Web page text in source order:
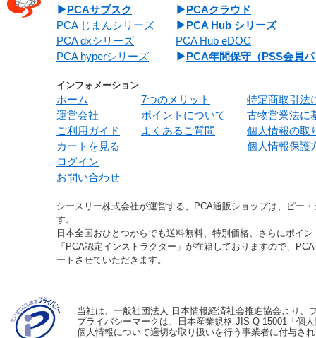
PCAサブスク
PCA じまんシリーズ
PCA dxシリーズ
PCA hyperシリーズ
PCAクラウド
PCA Hub シリーズ
PCA Hub eDOC
PCA年間保守（PSS会員
インフォメーション
ホーム
運営会社
ご利用ガイド
カートを見る
ログイン
お問い合わせ
7つのメリット
ポイントについて
よくあるご質問
特定商取引法
古物営業法に
個人情報の取
個人情報保護
シースリー株式会社が運営する、PCA通販ショップは、ピー
す。
日本全国おひとつからでも送料無料、特別価格、さらにポイ
「PCA認定インストラクター」が在籍しておりますので、
ートさせていただきます。
当社は、一般社団法人 日本情報経済社会推進協会より、
プライバシーマークは、日本産業規格 JIS Q 15001「個
個人情報について適切な取り扱いを行う事業者に付与さ